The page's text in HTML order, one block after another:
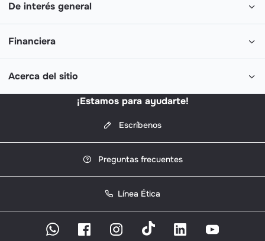
De interés general
Financiera
Acerca del sitio
¡Estamos para ayudarte!
Escríbenos
Preguntas frecuentes
Línea Ética